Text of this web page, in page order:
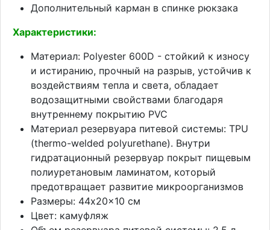
Дополнительный карман в спинке рюкзака
Характеристики:
Материал: Polyester 600D - стойкий к износу
и истиранию, прочный на разрыв, устойчив к
воздействиям тепла и света, обладает
водозащитными свойствами благодаря
внутреннему покрытию PVC
Материал резервуара питевой системы: TPU
(thermo-welded polyurethane). Внутри
гидратационный резервуар покрыт пищевым
полиуретановым ламинатом, который
предотвращает развитие микроорганизмов
Размеры: 44x20x10 см
Цвет: камуфляж